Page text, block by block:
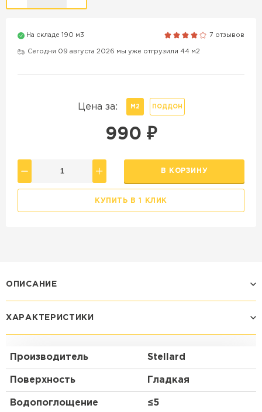
На складе 190 м3 7 отзывов
Сегодня 09 августа 2026 мы уже отгрузили 44 м2
Цена за: М2 ПОДДОН
990 ₽
В КОРЗИНУ
КУПИТЬ В 1 КЛИК
ОПИСАНИЕ
ХАРАКТЕРИСТИКИ
Производитель Stellard
Поверхность Гладкая
Водопоглощение ≤5
ПОКАЗАТЬ БОЛЬШЕ
ВСЕ ПРОИЗВОДИТЕЛИ